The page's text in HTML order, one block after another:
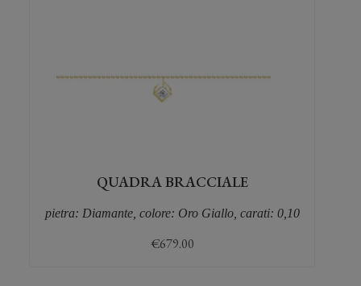
QUADRA BRACCIALE
pietra: Diamante, colore: Oro Giallo, carati: 0,10
€679.00